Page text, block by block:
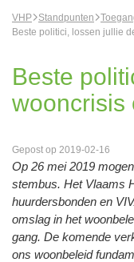
VHP Standpunten
Beste politici, lossen jullie
Beste
wooncrisis
Gepost op 2019-02-16
Op 26 mei 2019
stembus. Het Vlaams
huurdersbonden en
omslag in het
gang. De komende
ons woonbeleid